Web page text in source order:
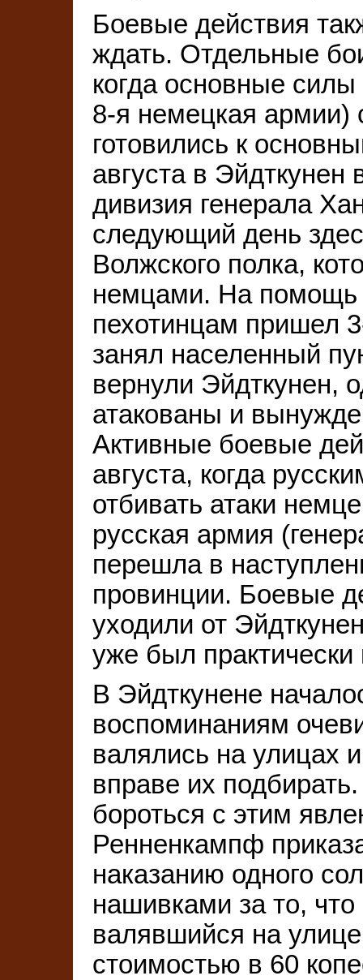
Боевые действия
ждать. Отдельные
когда основные силы
8-я немецкая армии)
готовились к
августа в
дивизия генерала
следующий день
Волжского полка,
немцами. На помощь
пехотинцам пришел
занял населенный
вернули Эйдткунен,
атакованы и
Активные боевые
августа, когда
отбивать атаки
русская армия
перешла в
провинции. Боевые
уходили от
уже был
В Эйдткунене
воспоминаниям
валялись на улицах
вправе их
бороться с этим
Ренненкампф
наказанию одного
нашивками за то,
валявшийся на
стоимостью в 60